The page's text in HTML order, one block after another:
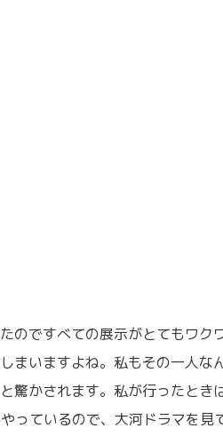
のですべての展示がとてもワク
まいますよね。私もその一人な
驚かされます。私が行ったとき
っているので、大河ドラマを見